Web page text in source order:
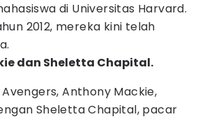
di Universitas Harvard.
2012, mereka kini telah
dan Sheletta Chapital.
Anthony Mackie,
Sheletta Chapital, pacar